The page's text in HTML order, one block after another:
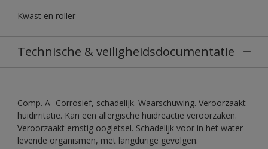
Kwast en roller
Technische & veiligheidsdocumentatie
Comp. A- Corrosief, schadelijk. Waarschuwing. Veroorzaakt
huidirritatie. Kan een allergische huidreactie veroorzaken.
Veroorzaakt ernstig oogletsel. Schadelijk voor in het water
levende organismen, met langdurige gevolgen.